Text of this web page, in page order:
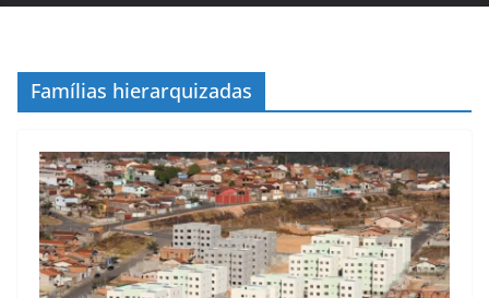
Famílias hierarquizadas